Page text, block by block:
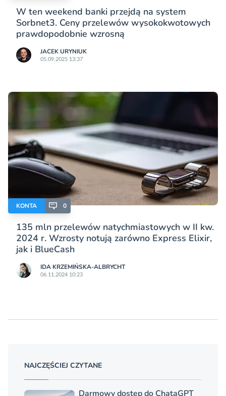
W ten weekend banki przejdą na system
Sorbnet3. Ceny przelewów wysokokwotowych
prawdopodobnie wzrosną
JACEK URYNIUK
05.09.2025 13:37
KONTA 0
135 mln przelewów natychmiastowych w II kw.
2024 r. Wzrosty notują zarówno Express Elixir,
jak i BlueCash
IDA KRZEMIŃSKA-ALBRYCHT
06.11.2024 10:23
NAJCZĘŚCIEJ CZYTANE
Darmowy dostęp do ChataGPT